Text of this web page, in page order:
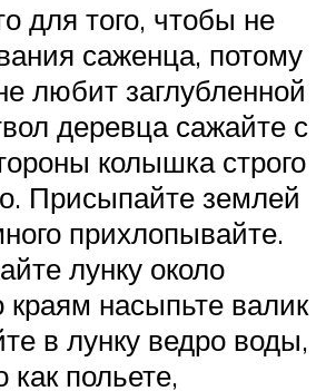
для того, чтобы не
саженца, потому
любит заглубленной
деревца сажайте с
колышка строго
Присыпайте землей
прихлопывайте.
лунку около
краям насыпьте валик
в лунку ведро воды,
как польете,